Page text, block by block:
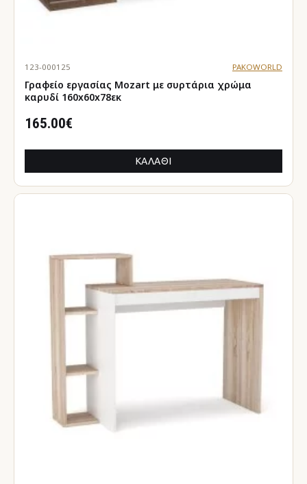
123-000125 PAKOWORLD
Γραφείο εργασίας Mozart με συρτάρια χρώμα
καρυδί 160x60x78εκ
165.00€
ΚΑΛΆΘΙ